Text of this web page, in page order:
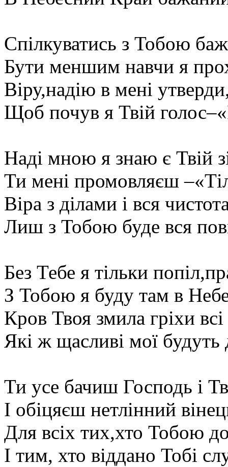
Спілкуватись з Тобою
Бути меншим навчи я
Віру,надію в мені
Щоб почув я Твій
Наді мною я знаю є Твій
Ти мені промовляєш
Віра з ділами і вся
Лиш з Тобою буде вся
Без Тебе я тільки
З Тобою я буду там в
Кров Твоя змила гріхи
Які ж щасливі мої будуть
Ти усе бачиш Господь і
І обіцяєш нетлінний
Для всіх тих,хто Тобою
І тим, хто віддано Тобі